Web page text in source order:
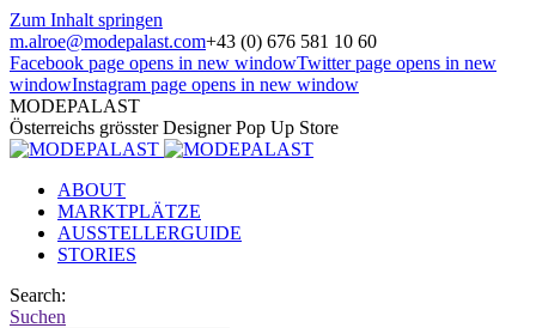
Zum Inhalt springen
m.alroe@modepalast.com+43 (0) 676 581 10 60
Facebook page opens in new windowTwitter page opens in new
windowInstagram page opens in new window
MODEPALAST
Österreichs grösster Designer Pop Up Store
ABOUT
MARKTPLÄTZE
AUSSTELLERGUIDE
STORIES
Search:
Suchen